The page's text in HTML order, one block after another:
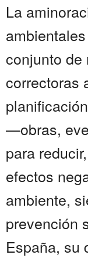
La
conjunto de
correctoras
—obras,
para
efectos
ambiente,
prevención
España, su